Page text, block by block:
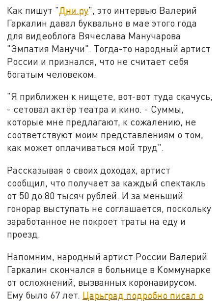
Как пишут "Дни.ру", это интервью Валерий
Гаркалин давал буквально в мае этого года
для видеоблога Вячеслава Манучарова
"Эмпатия Манучи". Тогда-то народный артист
России и признался, что не считает себя
богатым человеком.
"Я приближен к нищете, вот-вот туда скачусь,
- сетовал актёр театра и кино. - Суммы,
которые мне предлагают, к сожалению, не
соответствуют моим представлениям о том,
как может оплачиваться мой труд".
Рассказывая о своих доходах, артист
сообщил, что получает за каждый спектакль
от 50 до 80 тысяч рублей. И за меньший
гонорар выступать не соглашается, поскольку
заработанное не покроет траты на еду и
проезд.
Напомним, народный артист России Валерий
Гаркалин скончался в больнице в Коммунарке
от осложнений, вызванных коронавирусом.
Ему было 67 лет. Царьград подробно писал о